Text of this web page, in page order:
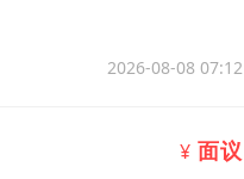
2026-08-08 07:12
¥ 面议